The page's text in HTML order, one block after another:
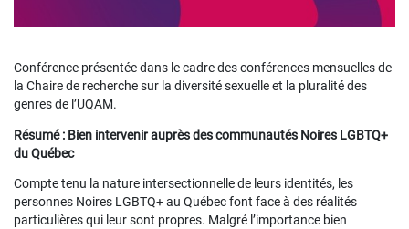
Conférence présentée dans le cadre des conférences mensuelles de
la Chaire de recherche sur la diversité sexuelle et la pluralité des
genres de l’UQAM.
Résumé : Bien intervenir auprès des communautés Noires LGBTQ+
du Québec
Compte tenu la nature intersectionnelle de leurs identités, les
personnes Noires LGBTQ+ au Québec font face à des réalités
particulières qui leur sont propres. Malgré l’importance bien